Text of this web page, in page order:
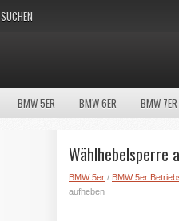
SUCHEN
BMW 5ER BMW 6ER BMW 7ER
Wählhebelsperre
BMW 5er / BMW 5er
aufheben